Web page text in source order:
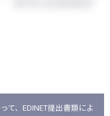
て、EDINET提出書類によ